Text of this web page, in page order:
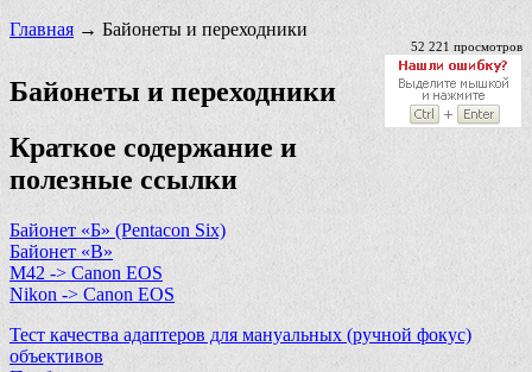
Главная → Байонеты и переходники
52 221 просмотров
Байонеты и переходники
Краткое содержание и
полезные ссылки
Байонет «Б» (Pentacon Six)
Байонет «В»
M42 -> Canon EOS
Nikon -> Canon EOS
Тест качества адаптеров для мануальных (ручной фокус)
объективов